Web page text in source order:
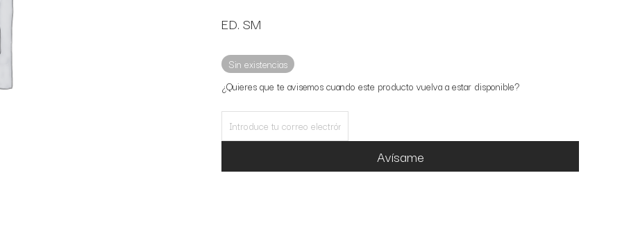
ED. SM
Sin existencias
¿Quieres que te avisemos cuando este producto vuelva a estar disponible?
Avísame